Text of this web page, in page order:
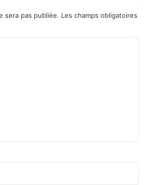
sera pas publiée. Les champs obligatoires